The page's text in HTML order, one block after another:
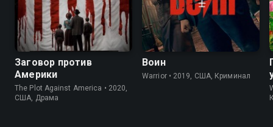
6.7 7.3
Заговор против
Америки
The Plot Against America • 2020,
США, Драма
8.2 8.4
Воин
Warrior • 2019, США, Криминал